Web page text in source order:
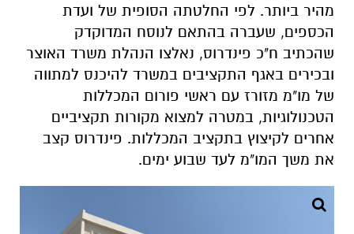
מהיר ביותר. לפי החלטתה הסופית של ועדת
הכספים, שעברה בהתאם לנוסח המדוקדק
שהכתיב ח"כ פינדרוס, נאלצו הנהלת משרד האוצר
ובכירים באגף התקציבים במשרד להיכנס למתווה
של מו"מ מזורז עם ראשי פורום המכללות
הטכנולוגיות, במטרה למצוא מקורות תקציביים
אחרים לקיצוץ בתקציב המכללות. פינדרוס קצב
את משך המו"מ לעד שבוע ימים.